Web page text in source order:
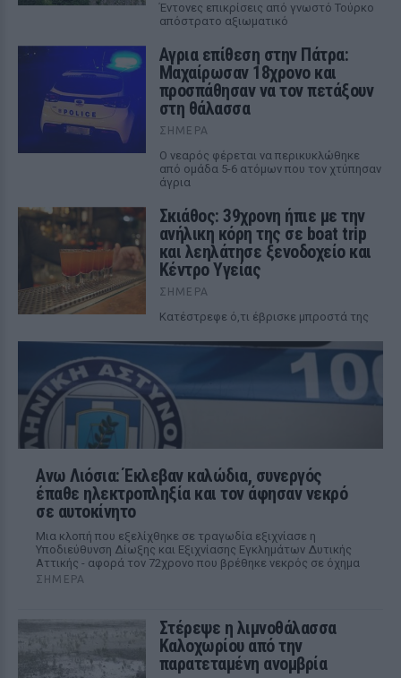
Έντονες επικρίσεις από γνωστό Τούρκο
απόστρατο αξιωματικό
Αγρια επίθεση στην Πάτρα:
Μαχαίρωσαν 18χρονο και
προσπάθησαν να τον πετάξουν
στη θάλασσα
ΣΉΜΕΡΑ
Ο νεαρός φέρεται να περικυκλώθηκε
από ομάδα 5-6 ατόμων που τον χτύπησαν
άγρια
Σκιάθος: 39χρονη ήπιε με την
ανήλικη κόρη της σε boat trip
και λεηλάτησε ξενοδοχείο και
Κέντρο Υγείας
ΣΉΜΕΡΑ
Κατέστρεφε ό,τι έβρισκε μπροστά της
Ανω Λιόσια: Έκλεβαν καλώδια, συνεργός
έπαθε ηλεκτροπληξία και τον άφησαν νεκρό
σε αυτοκίνητο
Μια κλοπή που εξελίχθηκε σε τραγωδία εξιχνίασε η
Υποδιεύθυνση Δίωξης και Εξιχνίασης Εγκλημάτων Δυτικής
Αττικής - αφορά τον 72χρονο που βρέθηκε νεκρός σε όχημα
ΣΉΜΕΡΑ
Στέρεψε η λιμνοθάλασσα
Καλοχωρίου από την
παρατεταμένη ανομβρία